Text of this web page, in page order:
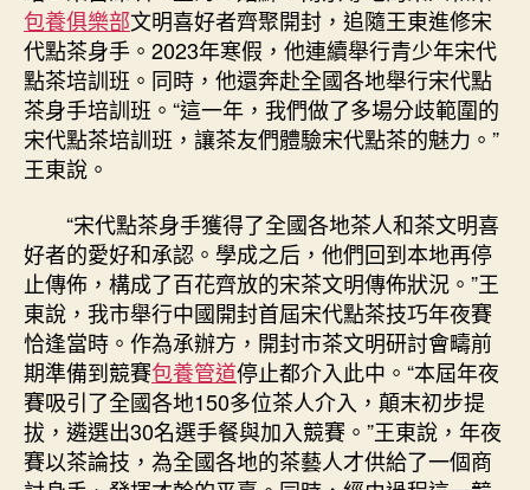
包養俱樂部文明喜好者齊聚開封，追隨王東進修宋
代點茶身手。2023年寒假，他連續舉行青少年宋代
點茶培訓班。同時，他還奔赴全國各地舉行宋代點
茶身手培訓班。“這一年，我們做了多場分歧範圍的
宋代點茶培訓班，讓茶友們體驗宋代點茶的魅力。”
王東說。
“宋代點茶身手獲得了全國各地茶人和茶文明喜
好者的愛好和承認。學成之后，他們回到本地再停
止傳佈，構成了百花齊放的宋茶文明傳佈狀況。”王
東說，我市舉行中國開封首屆宋代點茶技巧年夜賽
恰逢當時。作為承辦方，開封市茶文明研討會疇前
期準備到競賽包養管道停止都介入此中。“本屆年夜
賽吸引了全國各地150多位茶人介入，顛末初步提
拔，遴選出30名選手餐與加入競賽。”王東說，年夜
賽以茶論技，為全國各地的茶藝人才供給了一個商